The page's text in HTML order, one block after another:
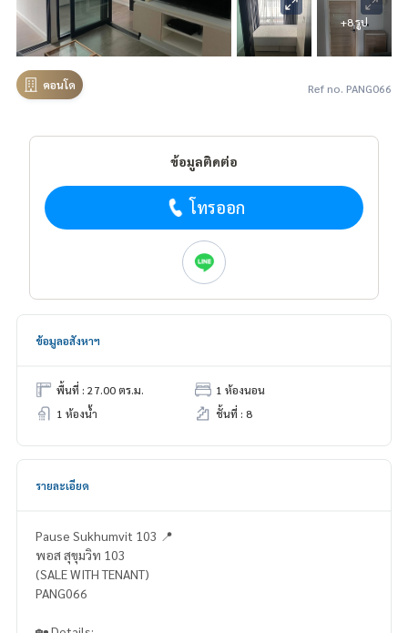
+8 รูป
คอนโด Ref no. PANG066
ข้อมูลติดต่อ
โทรออก
ข้อมูลอสังหาฯ
พื้นที่ : 27.00 ตร.ม.
1 ห้องนอน
1 ห้องน้ำ
ชั้นที่ : 8
รายละเอียด
Pause Sukhumvit 103 📍
พอส สุขุมวิท 103
(SALE WITH TENANT)
PANG066